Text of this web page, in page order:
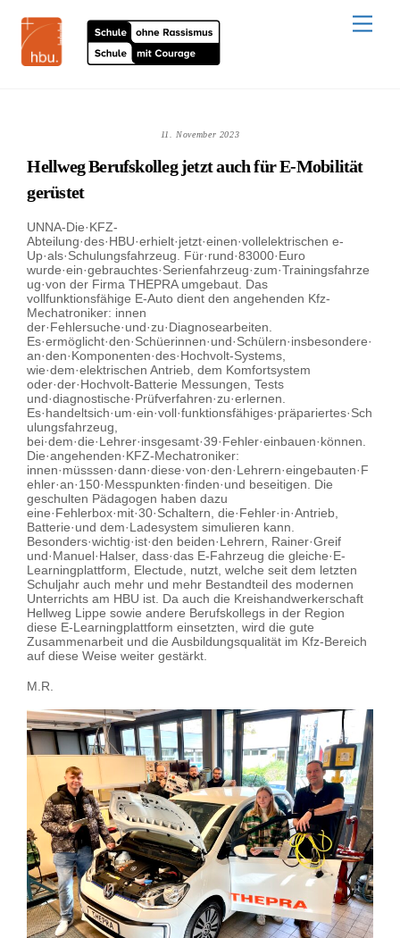
content
11. November 2023
Hellweg Berufskolleg jetzt auch für E-Mobilität
gerüstet
UNNA-Die·KFZ-
Abteilung·des·HBU·erhielt·jetzt·einen·vollelektrischen e-
Up·als·Schulungsfahrzeug. Für·rund·83000·Euro
wurde·ein·gebrauchtes·Serienfahrzeug·zum·Trainingsfahrze
ug·von der Firma THEPRA umgebaut. Das
vollfunktionsfähige E-Auto dient den angehenden Kfz-
Mechatroniker: innen
der·Fehlersuche·und·zu·Diagnosearbeiten.
Es·ermöglicht·den·Schüerinnen·und·Schülern·insbesondere·
an·den·Komponenten·des·Hochvolt-Systems,
wie·dem·elektrischen Antrieb, dem Komfortsystem
oder·der·Hochvolt-Batterie Messungen, Tests
und·diagnostische·Prüfverfahren·zu·erlernen.
Es·handeltsich·um·ein·voll·funktionsfähiges·präpariertes·Sch
ulungsfahrzeug,
bei·dem·die·Lehrer·insgesamt·39·Fehler·einbauen·können.
Die·angehenden·KFZ-Mechatroniker:
innen·müsssen·dann·diese·von·den·Lehrern·eingebauten·F
ehler·an·150·Messpunkten·finden·und beseitigen. Die
geschulten Pädagogen haben dazu
eine·Fehlerbox·mit·30·Schaltern, die·Fehler·in·Antrieb,
Batterie·und dem·Ladesystem simulieren kann.
Besonders·wichtig·ist·den beiden·Lehrern, Rainer·Greif
und·Manuel·Halser, dass·das E-Fahrzeug die gleiche·E-
Learningplattform, Electude, nutzt, welche seit dem letzten
Schuljahr auch mehr und mehr Bestandteil des modernen
Unterrichts am HBU ist. Da auch die Kreishandwerkerschaft
Hellweg Lippe sowie andere Berufskollegs in der Region
diese E-Learningplattform einsetzten, wird die gute
Zusammenarbeit und die Ausbildungsqualität im Kfz-Bereich
auf diese Weise weiter gestärkt.
M.R.